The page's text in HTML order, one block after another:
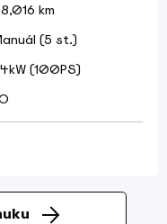
km
(5 st.)
(100PS)